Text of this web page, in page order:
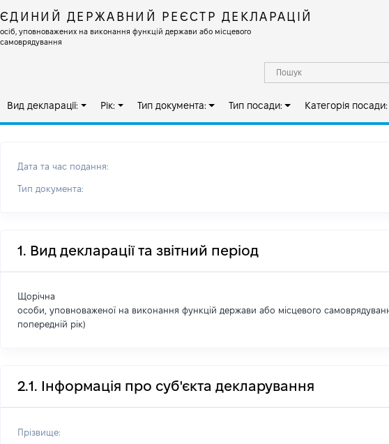
ЄДИНИЙ ДЕРЖАВНИЙ РЕЄСТР ДЕКЛАРАЦІЙ
осіб, уповноважених на виконання функцій держави або місцевого
самоврядування
Вид декларації: Рік: Тип документа: Тип посади: Категорія посади:
Дата та час подання:
Тип документа:
1. Вид декларації та звітний період
Щорічна
особи, уповноваженої на виконання функцій держави або місцевого
попередній рік)
2.1. Інформація про суб'єкта декларування
Прізвище: